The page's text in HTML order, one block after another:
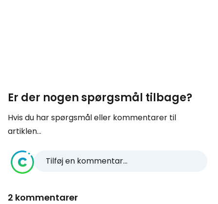
Er der nogen spørgsmål tilbage?
Hvis du har spørgsmål eller kommentarer til
artiklen...
Tilføj en kommentar...
2 kommentarer